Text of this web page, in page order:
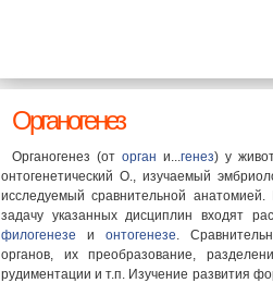
Органогенез
Органогенез (от орган и...генез) у
онтогенетический О., изучаемый
исследуемый сравнительной
задачу указанных дисциплин входят
филогенезе и онтогенезе.
органов, их преобразование,
рудиментации и т.п. Изучение развития